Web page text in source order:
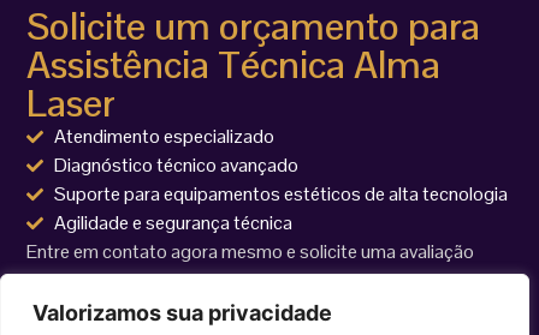
Valorizamos sua privacidade
Solicite um orçamento para
Assistência Técnica Alma
Laser
Atendimento especializado
Diagnóstico técnico avançado
Suporte para equipamentos estéticos de alta tecnologia
Agilidade e segurança técnica
Entre em contato agora mesmo e solicite uma avaliação
técnica para seu equipamento Alma Laser.